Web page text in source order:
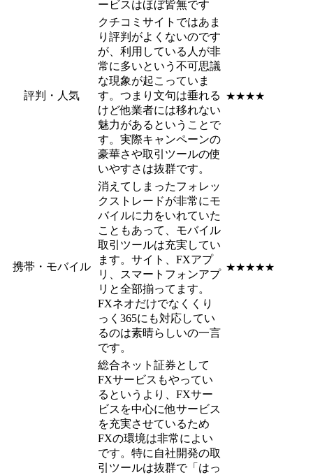
ービスはほぼ皆無です
評判・人気
クチコミサイトではあま
り評判がよくないのです
が、利用している人が非
常に多いという不可思議
な現象が起こっていま
す。つまり文句は垂れる
けど他業者には移れない
魅力があるということで
す。実際キャンペーンの
豪華さや取引ツールの使
いやすさは抜群です。
★★★★
携帯・モバイル
消えてしまったフォレッ
クストレードが非常にモ
バイルに力をいれていた
こともあって、モバイル
取引ツールは充実してい
ます。サイト、FXアプ
リ、スマートフォンアプ
リと全部揃ってます。
FXネオだけでなくくり
っく365にも対応してい
るのは素晴らしいの一言
です。
★★★★★
総合ネット証券として
FXサービスもやってい
るというより、FXサー
ビスを中心に他サービス
を充実させているため
FXの環境は非常によい
です。特に自社開発の取
引ツールは抜群で「はっ